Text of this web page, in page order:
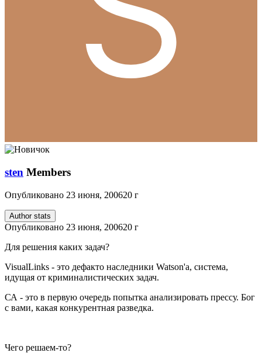
sten Members
Опубликовано 23 июня, 200620 г
Author stats
Опубликовано 23 июня, 200620 г
Для решения каких задач?
VisualLinks - это дефакто наследники Watson'а, система,
идущая от криминалистических задач.
СА - это в первую очередь попытка анализировать прессу. Бог
с вами, какая конкурентная разведка.
Чего решаем-то?